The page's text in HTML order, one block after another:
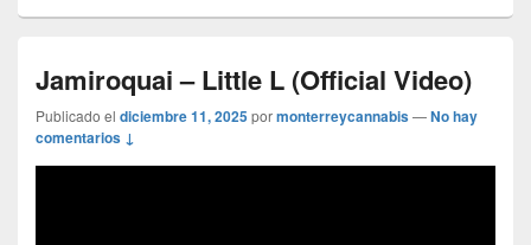
Jamiroquai – Little L (Official Video)
Publicado el diciembre 11, 2025pormonterreycannabis—No hay
comentarios ↓